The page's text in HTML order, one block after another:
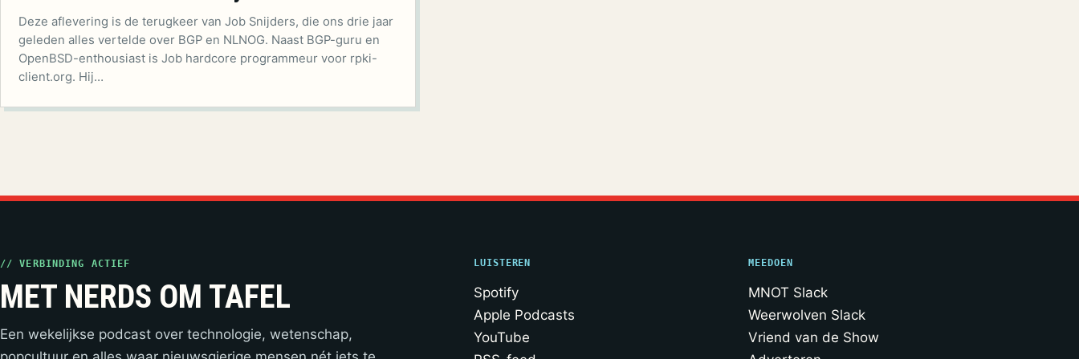
Deze aflevering is de terugkeer van Job Snijders, die ons drie jaar
geleden alles vertelde over BGP en NLNOG. Naast BGP-guru en
OpenBSD-enthousiast is Job hardcore programmeur voor rpki-
client.org. Hij…
// VERBINDING ACTIEF
MET NERDS OM TAFEL
Een wekelijkse podcast over technologie, wetenschap,
LUISTEREN
Spotify
Apple Podcasts
YouTube
MEEDOEN
MNOT Slack
Weerwolven Slack
Vriend van de Show